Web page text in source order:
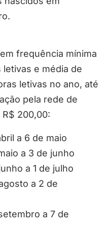
frequência mínima
e média de
letivas no ano, até
pela rede de
200,00:
a 6 de maio
a 3 de junho
a 1 de julho
a 2 de
a 7 de